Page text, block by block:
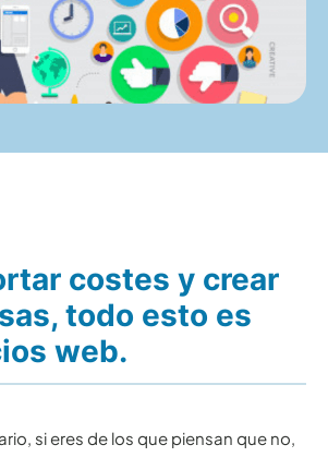
costes y crear
todo esto es
web.
si eres de los que piensan que no,